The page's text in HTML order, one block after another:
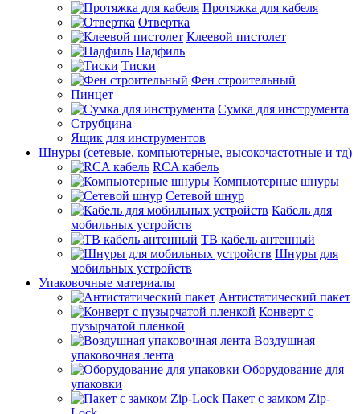
Протяжка для кабеля
Отвертка
Клеевой пистолет
Надфиль
Тиски
Фен строительный
Пинцет
Сумка для инструмента
Струбцина
Ящик для инструментов
Шнуры (сетевые, компьютерные, высокочастотные и тд)
RCA кабель
Компьютерные шнуры
Сетевой шнур
Кабель для
мобильных устройств
ТВ кабель антенный
Шнуры для
мобильных устройств
Упаковочные материалы
Антистатический пакет
Конверт с
пузырчатой пленкой
Воздушная
упаковочная лента
Оборудование для
упаковки
Пакет с замком Zip-